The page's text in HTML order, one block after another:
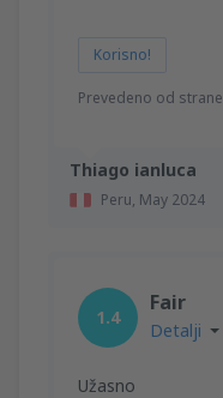
Thiago ianluca
Peru, May 2024
Korisno!
Prevedeno od strane
1.4
Fair
Detalji
Užasno